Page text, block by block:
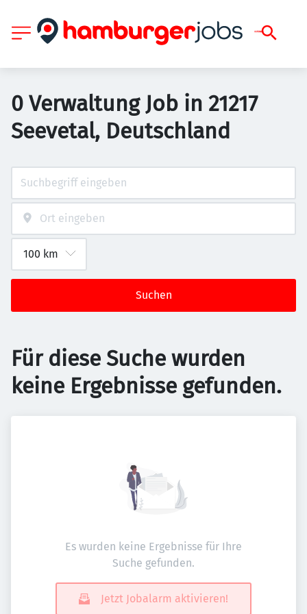
0 Verwaltung Job in 21217
Seevetal, Deutschland
Suchen
Für diese Suche wurden
keine Ergebnisse gefunden.
Es wurden keine Ergebnisse für Ihre
Suche gefunden.
Jetzt Jobalarm aktivieren!